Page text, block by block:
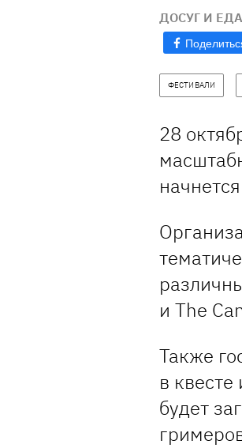
ДОСУГ И ЕДА
ФЕСТИВАЛИ
28
и The
Также
в
будет